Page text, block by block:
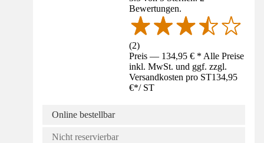
Bewertungen.
(2)
Preis — 134,95 € * Alle Preise
inkl. MwSt. und ggf. zzgl.
Versandkosten pro ST134,95
€*/ ST
Online bestellbar
Nicht reservierbar